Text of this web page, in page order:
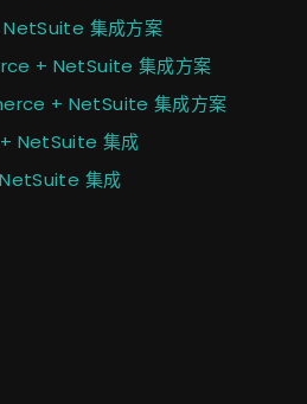
集成方案
+ NetSuite 集成方案
+ NetSuite 集成方案
NetSuite 集成
集成